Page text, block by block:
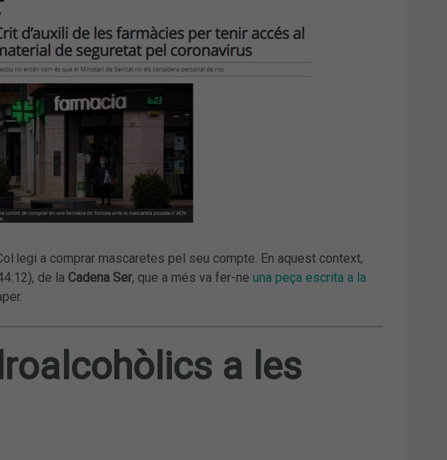
a comprar mascaretes pel seu compte. En aquest context,
de la Cadena Ser, que a més va fer-ne una peça escrita a la
a les